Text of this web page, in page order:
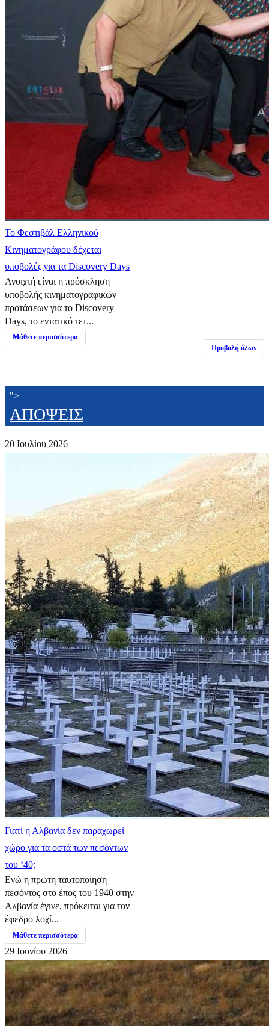
Το Φεστιβάλ Ελληνικού
Κινηματογράφου δέχεται
υποβολές για τα Discovery Days
Ανοιχτή είναι η πρόσκληση
υποβολής κινηματογραφικών
προτάσεων για το Discovery
Days, το εντατικό τετ...
Μάθετε περισσότερα
Προβολή όλων
">
ΑΠΟΨΕΙΣ
20 Ιουλίου 2026
Γιατί η Αλβανία δεν παραχωρεί
χώρο για τα οστά των πεσόντων
του ‘40;
Ενώ η πρώτη ταυτοποίηση
πεσόντος στο έπος του 1940 στην
Αλβανία έγινε, πρόκειται για τον
έφεδρο λοχί...
Μάθετε περισσότερα
29 Ιουνίου 2026